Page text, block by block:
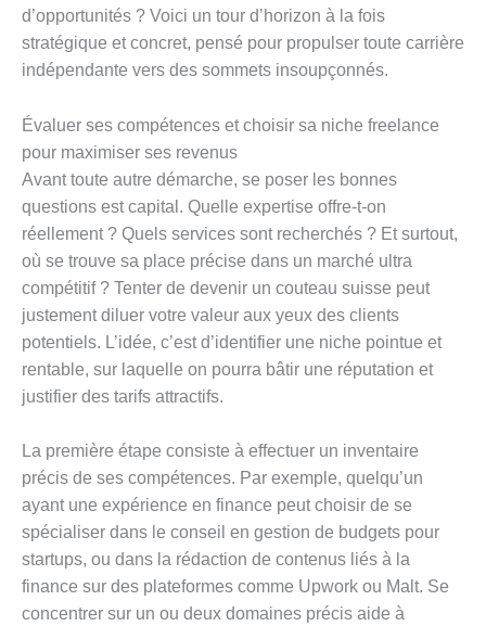
d’opportunités ? Voici un tour d’horizon à la fois
stratégique et concret, pensé pour propulser toute carrière
indépendante vers des sommets insoupçonnés.
Évaluer ses compétences et choisir sa niche freelance
pour maximiser ses revenus
Avant toute autre démarche, se poser les bonnes
questions est capital. Quelle expertise offre-t-on
réellement ? Quels services sont recherchés ? Et surtout,
où se trouve sa place précise dans un marché ultra
compétitif ? Tenter de devenir un couteau suisse peut
justement diluer votre valeur aux yeux des clients
potentiels. L’idée, c’est d’identifier une niche pointue et
rentable, sur laquelle on pourra bâtir une réputation et
justifier des tarifs attractifs.
La première étape consiste à effectuer un inventaire
précis de ses compétences. Par exemple, quelqu’un
ayant une expérience en finance peut choisir de se
spécialiser dans le conseil en gestion de budgets pour
startups, ou dans la rédaction de contenus liés à la
finance sur des plateformes comme Upwork ou Malt. Se
concentrer sur un ou deux domaines précis aide à